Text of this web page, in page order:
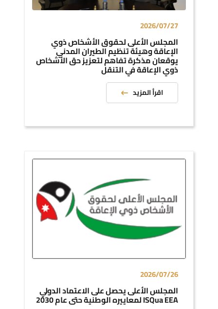
2026/07/27
المجلس الأعلى لحقوق الأشخاص ذوي
الإعاقة وهيئة تنظيم الطيران المدني
يوقعان مذكرة تفاهم لتعزيز حق الأشخاص
ذوي الإعاقة في التنقل
اقرأ المزيد
2026/07/26
المجلس الأعلى يحصل على الاعتماد الدولي
ISQua EEA لمعاييره الوطنية حتى عام 2030